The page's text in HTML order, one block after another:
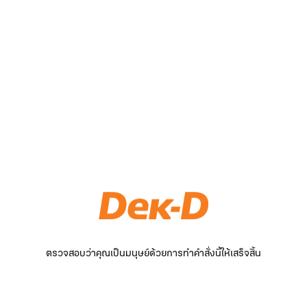
ตรวจสอบว่าคุณเป็นมนุษย์ด้วยการทำคำสั่งนี้ให้เสร็จสิ้น